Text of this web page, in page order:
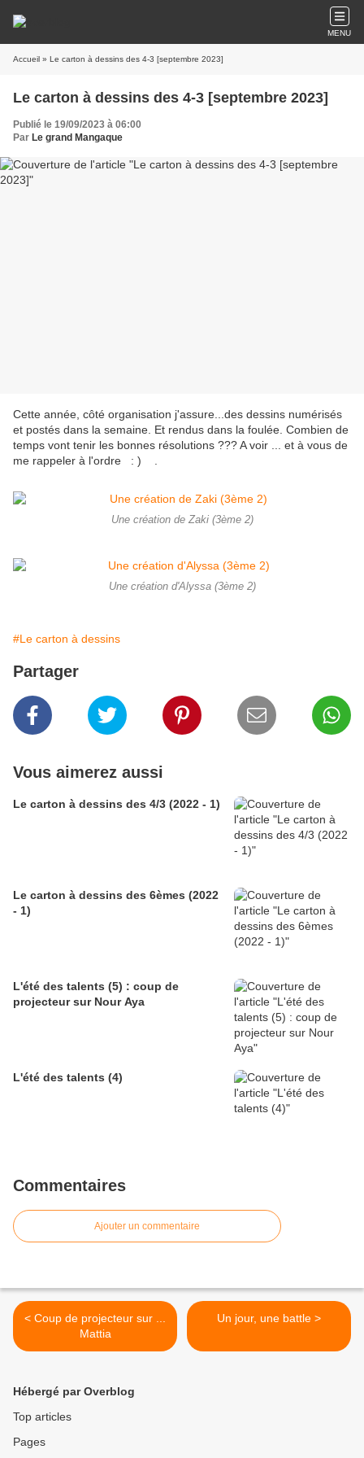
MENU
Accueil » Le carton à dessins des 4-3 [septembre 2023]
Le carton à dessins des 4-3 [septembre 2023]
Publié le 19/09/2023 à 06:00
Par Le grand Mangaque
Cette année, côté organisation j'assure...des dessins numérisés
et postés dans la semaine. Et rendus dans la foulée. Combien de
temps vont tenir les bonnes résolutions ??? A voir ... et à vous de
me rappeler à l'ordre : ) .
Une création de Zaki (3ème 2)
Une création d'Alyssa (3ème 2)
#Le carton à dessins
Partager
Vous aimerez aussi
Le carton à dessins des 4/3 (2022 - 1)
Le carton à dessins des 6èmes (2022
- 1)
L'été des talents (5) : coup de
projecteur sur Nour Aya
L'été des talents (4)
Commentaires
Ajouter un commentaire
< Coup de projecteur sur ...
Mattia
Un jour, une battle >
Hébergé par Overblog
Top articles
Pages